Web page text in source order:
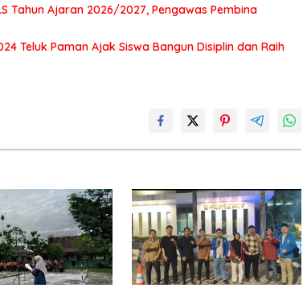
Tahun Ajaran 2026/2027, Pengawas Pembina
Teluk Paman Ajak Siswa Bangun Disiplin dan Raih